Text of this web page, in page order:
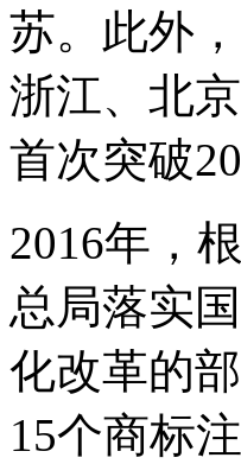
苏。此外
浙江、北
首次突破
2016年，
总局落实
化改革的
15个商标